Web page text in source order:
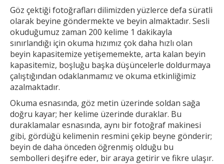
Göz çektiği fotoğrafları dilimizden yüzlerce defa süratli
olarak beyine göndermekte ve beyin almaktadır. Sesli
okuduğumuz zaman 200 kelime 1 dakikayla
sınırlandığı için okuma hızımız çok daha hızlı olan
beyin kapasitemize yetişememekte, arta kalan beyin
kapasitemiz, boşluğu başka düşüncelerle doldurmaya
çalıştığından odaklanmamız ve okuma etkinliğimiz
azalmaktadır.
Okuma esnasında, göz metin üzerinde soldan sağa
doğru kayar; her kelime üzerinde duraklar. Bu
duraklamalar esnasında, aynı bir fotoğraf makinesi
gibi, gördüğü kelimenin resmini çekip beyne gönderir;
beyin de daha önceden öğrenmiş olduğu bu
sembolleri deşifre eder, bir araya getirir ve fikre ulaşır.